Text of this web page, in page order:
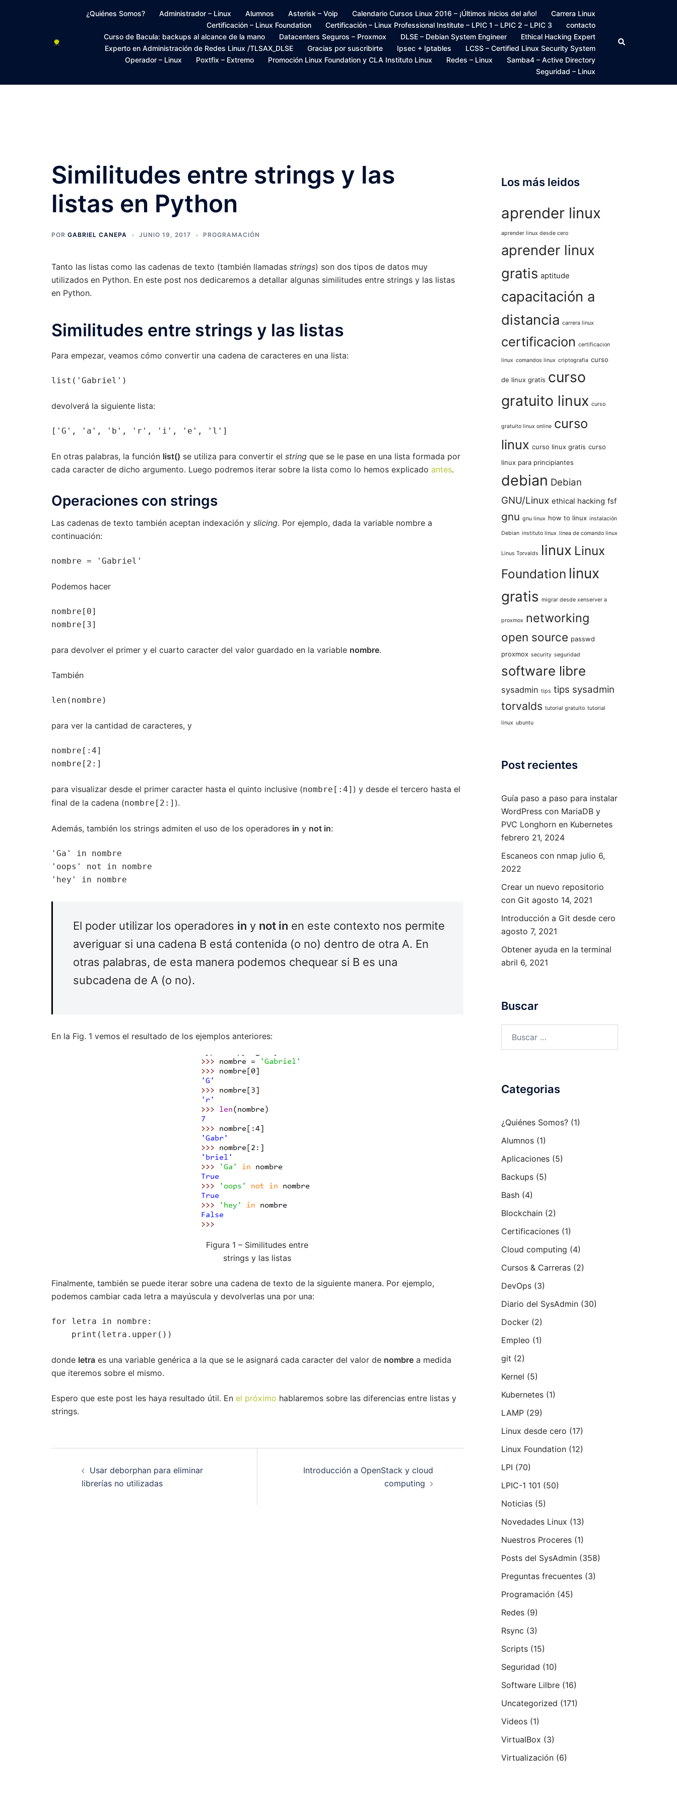
¿Quiénes Somos? Administrador – Linux Alumnos Asterisk – Voip Calendario Cursos Linux 2016 – ¡Últimos inicios del año!
Carrera Linux
Certificación – Linux Foundation
Certificación – Linux Professional Institute – LPIC 1 – LPIC 2 – LPIC 3
contacto
Curso de Bacula: backups al alcance de la mano
Datacenters Seguros – Proxmox DLSE – Debian System Engineer
Ethical Hacking Expert
Experto en Administración de Redes Linux /TLSAX_DLSE
Gracias por suscribirte Ipsec + Iptables
LCSS – Certified Linux Security System
Operador – Linux
Poxtfix – Extremo Promoción Linux Foundation y CLA Instituto Linux Redes – Linux
Samba4 – Active Directory
Seguridad – Linux
Buscar
Similitudes entre strings y las
listas en Python
POR GABRIEL CANEPA JUNIO 19, 2017 PROGRAMACIÓN
Tanto las listas como las cadenas de texto (también llamadas strings) son dos tipos de datos muy
utilizados en Python. En este post nos dedicaremos a detallar algunas similitudes entre strings y las listas
en Python.
Similitudes entre strings y las listas
Para empezar, veamos cómo convertir una cadena de caracteres en una lista:
list('Gabriel')
devolverá la siguiente lista:
['G', 'a', 'b', 'r', 'i', 'e', 'l']
En otras palabras, la función list() se utiliza para convertir el string que se le pase en una lista formada por
cada caracter de dicho argumento. Luego podremos iterar sobre la lista como lo hemos explicado antes.
Operaciones con strings
Las cadenas de texto también aceptan indexación y slicing. Por ejemplo, dada la variable nombre a
continuación:
nombre = 'Gabriel'
Podemos hacer
nombre[0]
nombre[3]
para devolver el primer y el cuarto caracter del valor guardado en la variable nombre.
También
len(nombre)
para ver la cantidad de caracteres, y
nombre[:4]
nombre[2:]
para visualizar desde el primer caracter hasta el quinto inclusive (nombre[:4] ) y desde el tercero hasta el
final de la cadena (nombre[2:] ).
Además, también los strings admiten el uso de los operadores in y not in:
'Ga' in nombre
'oops' not in nombre
'hey' in nombre
El poder utilizar los operadores in y not in en este contexto nos permite
averiguar si una cadena B está contenida (o no) dentro de otra A. En
otras palabras, de esta manera podemos chequear si B es una
subcadena de A (o no).
En la Fig. 1 vemos el resultado de los ejemplos anteriores:
Figura 1 – Similitudes entre
strings y las listas
Finalmente, también se puede iterar sobre una cadena de texto de la siguiente manera. Por ejemplo,
podemos cambiar cada letra a mayúscula y devolverlas una por una:
for letra in nombre:
    print(letra.upper())
donde letra es una variable genérica a la que se le asignará cada caracter del valor de nombre a medida
que iteremos sobre el mismo.
Espero que este post les haya resultado útil. En el próximo hablaremos sobre las diferencias entre listas y
strings.
Usar deborphan para eliminar
librerías no utilizadas
Introducción a OpenStack y cloud
computing
Los más leidos
aprender linux
aprender linux desde cero
aprender linux
gratis aptitude
capacitación a
distancia carrera linux
certificacion certificacion
linux comandos linux criptografia curso
de linux gratis curso
gratuito linux curso
gratuito linux online curso
linux curso linux gratis curso
linux para principiantes
debian Debian
GNU/Linux ethical hacking fsf
gnu gnu linux how to linux instalación
Debian instituto linux linea de comando linux
Linus Torvalds linux Linux
Foundation linux
gratis migrar desde xenserver a
proxmox networking
open source passwd
proxmox security seguridad
software libre
sysadmin tips tips sysadmin
torvalds tutorial gratuito tutorial
linux ubuntu
Post recientes
Guía paso a paso para instalar
WordPress con MariaDB y
PVC Longhorn en Kubernetes
febrero 21, 2024
Escaneos con nmap julio 6,
2022
Crear un nuevo repositorio
con Git agosto 14, 2021
Introducción a Git desde cero
agosto 7, 2021
Obtener ayuda en la terminal
abril 6, 2021
Buscar
Categorias
¿Quiénes Somos?(1)
Alumnos(1)
Aplicaciones(5)
Backups(5)
Bash(4)
Blockchain(2)
Certificaciones(1)
Cloud computing (4)
Cursos & Carreras(2)
DevOps(3)
Diario del SysAdmin(30)
Docker(2)
Empleo (1)
git (2)
Kernel (5)
Kubernetes(1)
LAMP(29)
Linux desde cero (17)
Linux Foundation(12)
LPI (70)
LPIC-1 101 (50)
Noticias(5)
Novedades Linux (13)
Nuestros Proceres(1)
Posts del SysAdmin(358)
Preguntas frecuentes(3)
Programación(45)
Redes(9)
Rsync (3)
Scripts(15)
Seguridad (10)
Software Lilbre(16)
Uncategorized (171)
Videos(1)
VirtualBox (3)
Virtualización(6)